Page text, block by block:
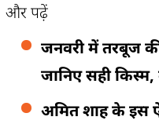
और पढ़ें
जनवरी में तरबूज
जानिए सही किस्म,
अमित शाह के इस